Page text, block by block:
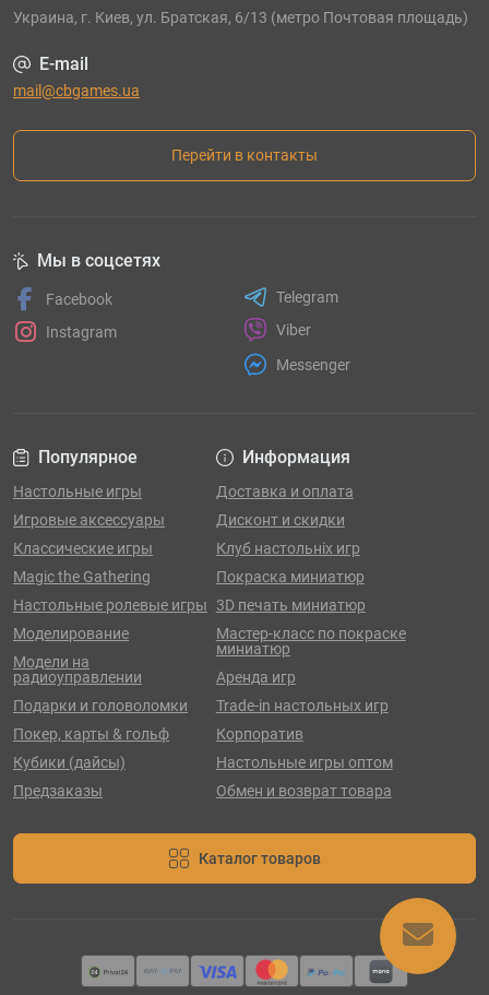
Украина, г. Киев, ул. Братская, 6/13 (метро Почтовая площадь)
E-mail
mail@cbgames.ua
Перейти в контакты
Популярное
Настольные игры
Игровые аксессуары
Классические игры
Magic the Gathering
Настольные ролевые игры
Моделирование
Модели на
радиоуправлении
Подарки и головоломки
Покер, карты & гольф
Кубики (дайсы)
Предзаказы
Информация
Доставка и оплата
Дисконт и скидки
Клуб настольніх игр
Покраска миниатюр
3D печать миниатюр
Мастер-класс по покраске
миниатюр
Аренда игр
Trade-in настольных игр
Корпоратив
Настольные игры оптом
Обмен и возврат товара
Каталог товаров
Мы в соцсетях
Facebook
Instagram
Telegram
Viber
Messenger